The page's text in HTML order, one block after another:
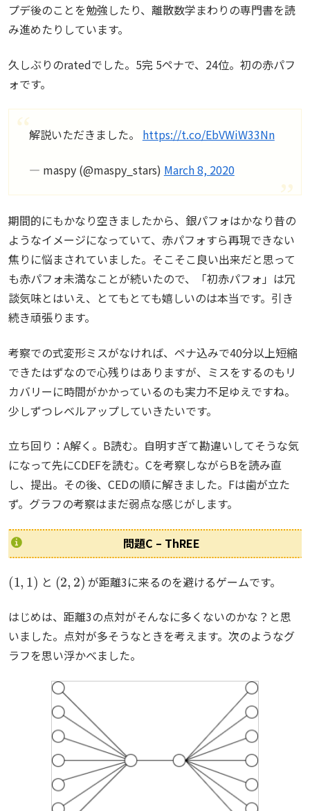
プデ後のことを勉強したり、離散数学まわりの専門書を読
み進めたりしています。
久しぶりのratedでした。5完 5ペナで、24位。初の赤パフ
ォです。
解説いただきました。 https://t.co/EbVWiW33Nn
— maspy (@maspy_stars) March 8, 2020
期間的にもかなり空きましたから、銀パフォはかなり昔の
ようなイメージになっていて、赤パフォすら再現できない
焦りに悩まされていました。そこそこ良い出来だと思って
も赤パフォ未満なことが続いたので、「初赤パフォ」は冗
談気味とはいえ、とてもとても嬉しいのは本当です。引き
続き頑張ります。
考察での式変形ミスがなければ、ペナ込みで40分以上短縮
できたはずなので心残りはありますが、ミスをするのもリ
カバリーに時間がかかっているのも実力不足ゆえですね。
少しずつレベルアップしていきたいです。
立ち回り：A解く。B読む。自明すぎて勘違いしてそうな気
になって先にCDEFを読む。Cを考察しながらBを読み直
し、提出。その後、CEDの順に解きました。Fは歯が立た
ず。グラフの考察はまだ弱点な感じがします。
問題C – ThREE
( )
と
(2 )
が距離3に来るのを避けるゲームです。
はじめは、距離3の点対がそんなに多くないのかな？と思
いました。点対が多そうなときを考えます。次のようなグ
ラフを思い浮かべました。